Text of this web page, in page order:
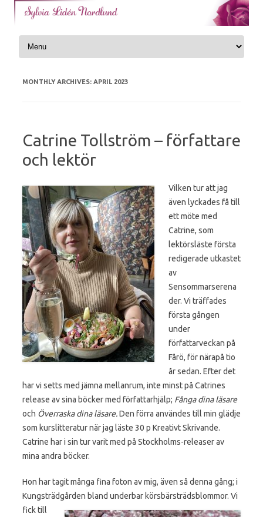
Skip to content
MONTHLY ARCHIVES: APRIL 2023
Catrine Tollström – författare
och lektör
Vilken tur att jag
även lyckades få till
ett möte med
Catrine, som
lektörsläste första
redigerade utkastet
av
Sensommarserena
der. Vi träffades
första gången
under
författarveckan på
Fårö, för närapå tio
år sedan. Efter det
har vi setts med jämna mellanrum, inte minst på Catrines
release av sina böcker med författarhjälp; Fånga dina läsare
och Överraska dina läsare.Den förra användes till min glädje
som kurslitteratur när jag läste 30 p Kreativt Skrivande.
Catrine har i sin tur varit med på Stockholms-releaser av
mina andra böcker.
Hon har tagit många fina foton av mig, även så denna gång; i
Kungsträdgården bland underbar körsbärsträdsblommor. Vi
fick till